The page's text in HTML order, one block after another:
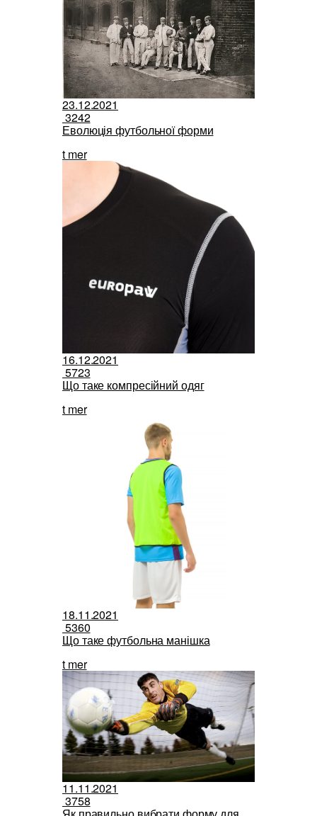
23.12.2021
3242
Еволюція футбольної форми
t mer
16.12.2021
5723
Що таке компресійний одяг
t mer
18.11.2021
5360
Що таке футбольна манішка
t mer
11.11.2021
3758